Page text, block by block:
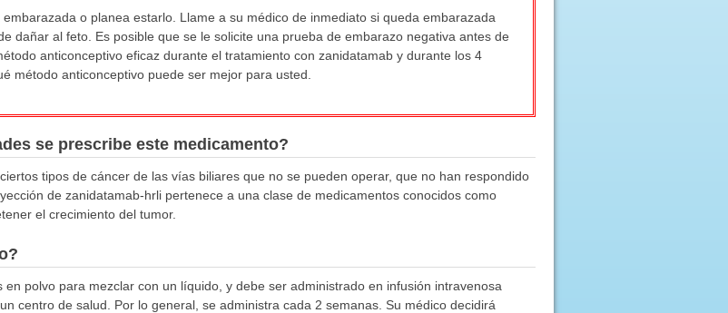
o planea estarlo. Llame a su médico de inmediato si queda embarazada
dañar al feto. Es posible que se le solicite una prueba de embarazo negativa antes de
anticonceptivo eficaz durante el tratamiento con zanidatamab y durante los 4
método anticonceptivo puede ser mejor para usted.
se prescribe este medicamento?
tipos de cáncer de las vías biliares que no se pueden operar, que no han respondido
de zanidatamab-hrli pertenece a una clase de medicamentos conocidos como
el crecimiento del tumor.
polvo para mezclar con un líquido, y debe ser administrado en infusión intravenosa
centro de salud. Por lo general, se administra cada 2 semanas. Su médico decidirá